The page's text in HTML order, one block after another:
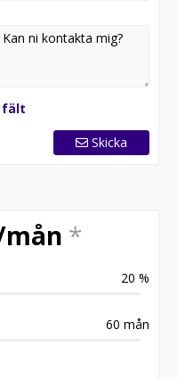
fält
Skicka
*
20 %
60 mån